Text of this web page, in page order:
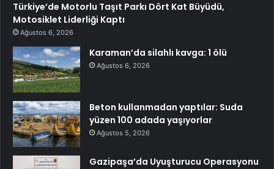
Türkiye’de Motorlu Taşıt Parkı Dört Kat Büyüdü,
Motosiklet Liderliği Kaptı
Ağustos 6, 2026
Karaman’da silahlı kavga: 1 ölü
Ağustos 6, 2026
Beton kullanmadan yaptılar: Suda
yüzen 100 adada yaşıyorlar
Ağustos 5, 2026
Gazipaşa’da Uyuşturucu Operasyonu